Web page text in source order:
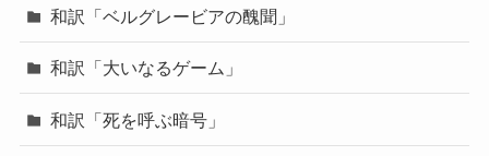
和訳「ベルグレービアの醜聞」
和訳「大いなるゲーム」
和訳「死を呼ぶ暗号」